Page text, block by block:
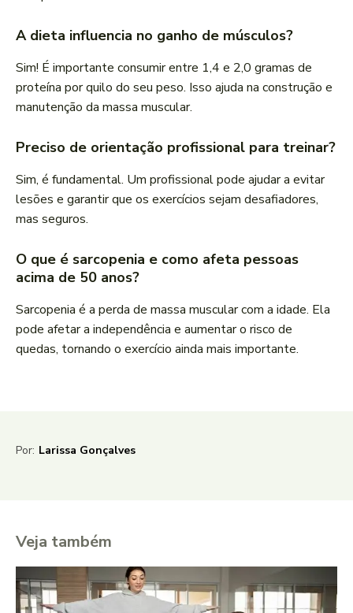
A dieta influencia no ganho de músculos?
Sim! É importante consumir entre 1,4 e 2,0 gramas de
proteína por quilo do seu peso. Isso ajuda na construção e
manutenção da massa muscular.
Preciso de orientação profissional para treinar?
Sim, é fundamental. Um profissional pode ajudar a evitar
lesões e garantir que os exercícios sejam desafiadores,
mas seguros.
O que é sarcopenia e como afeta pessoas
acima de 50 anos?
Sarcopenia é a perda de massa muscular com a idade. Ela
pode afetar a independência e aumentar o risco de
quedas, tornando o exercício ainda mais importante.
Por: Larissa Gonçalves
Veja também